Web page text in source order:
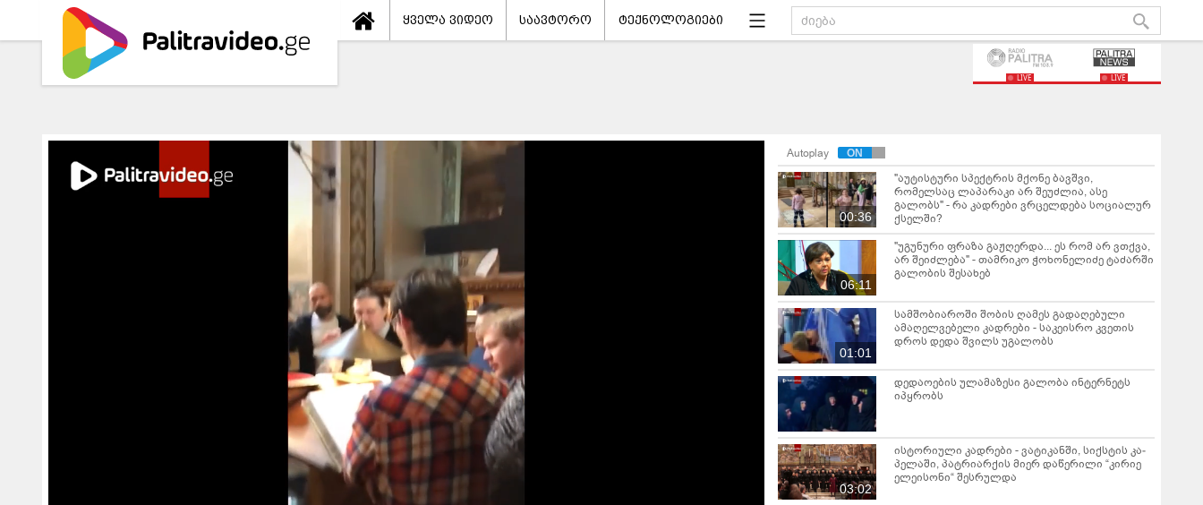
ყველა ვიდეო საავტორო ტექნოლოგიები
LIVE LIVE
Autoplay
00:36
"აუტისტური სპექტრის მქონე ბავშვი,
რომელსაც ლაპარაკი არ შეუძლია, ასე
გალობს" - რა კადრები ვრცელდება სოციალურ
ქსელში?
06:11
"უგუნური ფრაზა გაჟღერდა... ეს რომ არ ვთქვა,
არ შეიძლება" - თამრიკო ჭოხონელიძე ტაძარში
გალობის შესახებ
01:01
სამშობიაროში შობის ღამეს გადაღებული
ამაღელვებელი კადრები - საკეისრო კვეთის
დროს დედა შვილს უგალობს
დედაოების ულამაზესი გალობა ინტერნეტს
იპყრობს
03:02
ისტორიული კადრები - ვა­ტი­კან­ში, სიქსტის კა­
პე­ლა­ში, პატრიარქის მიერ დაწერილი “კირიე
ელეისონი“ შესრულდა